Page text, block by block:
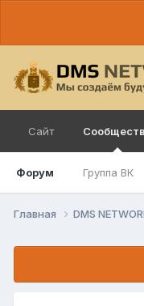
Сайт
Форум Группа ВК
Главная DMS